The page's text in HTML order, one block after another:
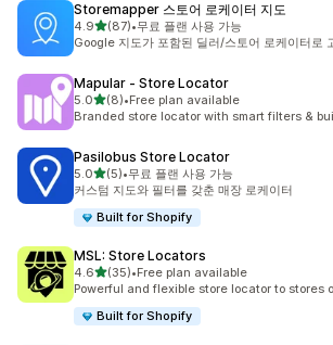
Storemapper 스토어 로케이터 지도
4.9별 5개 중
(87)
총 리뷰 87개
•무료 플랜 사용 가능
Google 지도가 포함된 딜러/스토어 로케이터로
Mapular ‑ Store Locator
5.0별 5개 중
(8)
총 리뷰 8개
•Free plan available
Branded store locator with smart filters &
Pasilobus Store Locator
5.0별 5개 중
(5)
총 리뷰 5개
•무료 플랜 사용 가능
커스텀 지도와 필터를 갖춘 매장 로케이터
Built for Shopify
MSL: Store Locators
4.6별 5개 중
(35)
총 리뷰 35개
•Free plan available
Powerful and flexible store locator to stores
Built for Shopify